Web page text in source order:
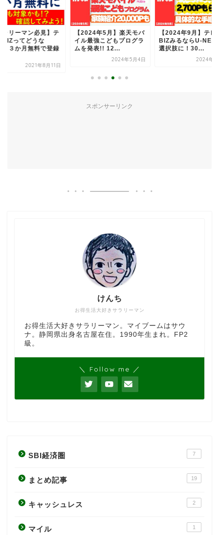
ラリーマン必見】テ
BIZってどうな
？３か月無料で登録
2021年8月11日
【2024年5月】楽天モバ
イル最強こどもプログラ
ムを発表!! 12...
2024年5月4日
【2024年9月】テレ
BIZみるならU-
選択肢に！30...
2024年9
スポンサーリンク
お得生活大好きサラリーマン
けんち
お得生活大好きサラリーマン。マイブームはサウ
ナ。静岡県出身名古屋在住。1990年生まれ。FP2
級。
＼ Follow me ／
SBI経済圏 7
まとめ記事 19
キャッシュレス 2
マイル 1